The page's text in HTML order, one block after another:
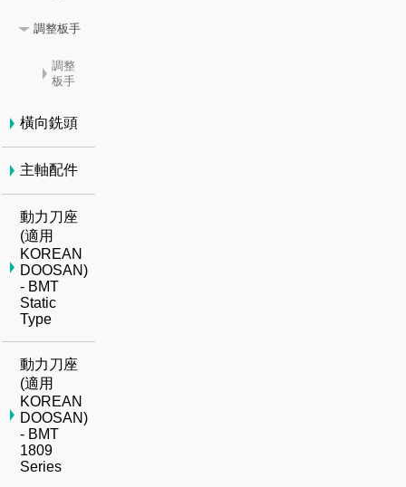
調整板手
調整
板手
橫向銑頭
主軸配件
動力刀座
(適用
KOREAN
DOOSAN)
- BMT
Static
Type
動力刀座
(適用
KOREAN
DOOSAN)
- BMT
1809
Series